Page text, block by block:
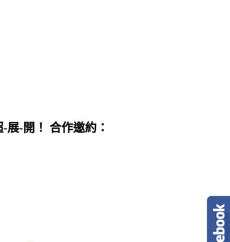
-開！ 合作邀約：